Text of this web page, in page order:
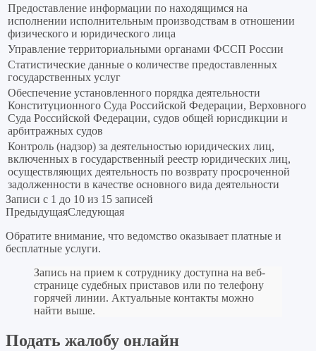
Предоставление информации по находящимся на
исполнении исполнительным производствам в отношении
физического и юридического лица
Управление территориальными органами ФССП России
Статистические данные о количестве предоставленных
государственных услуг
Обеспечение установленного порядка деятельности
Конституционного Суда Российской Федерации, Верховного
Суда Российской Федерации, судов общей юрисдикции и
арбитражных судов
Контроль (надзор) за деятельностью юридических лиц,
включенных в государственный реестр юридических лиц,
осуществляющих деятельность по возврату просроченной
задолженности в качестве основного вида деятельности
Записи с 1 до 10 из 15 записей
ПредыдущаяСледующая
Обратите внимание, что ведомство оказывает платные и
бесплатные услуги.
Запись на прием к сотруднику доступна на веб-
странице судебных приставов или по телефону
горячей линии. Актуальные контакты можно
найти выше.
Подать жалобу онлайн